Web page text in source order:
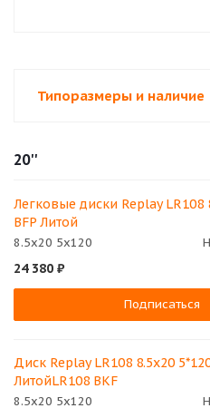
Типоразмеры и наличие
20''
Легковые диски Replay LR108
BFP Литой
8.5x20 5x120
24 380 ₽
Подписаться
Диск Replay LR108 8.5x20
ЛитойLR108 BKF
8.5x20 5x120